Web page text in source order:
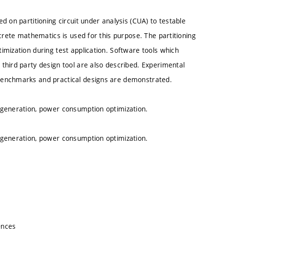
on partitioning circuit under analysis (CUA) to testable
mathematics is used for this purpose. The partitioning
during test application. Software tools which
party design tool are also described. Experimental
and practical designs are demonstrated.
power consumption optimization.
power consumption optimization.